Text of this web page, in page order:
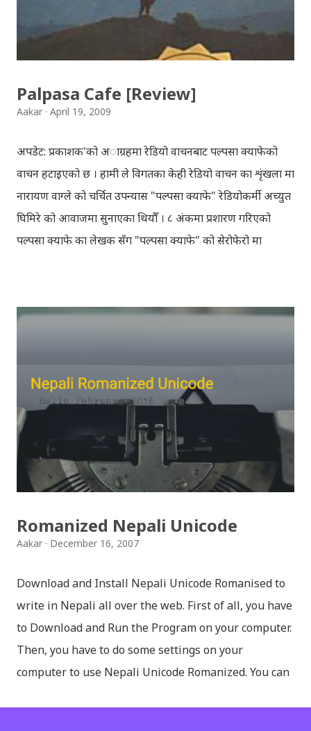
हटाउनुपर्ने भए जानकारी गराउनुहोला । फेरी एकपटक शुभ दिपावलीको
हार्दिक मंगलमय शुभकामना व्यक्त गर्दछौँ ।
Palpasa Cafe [Review]
Aakar April 19, 2009
अपडेट: प्रकाशक'को अाग्रहमा रेडियो वाचनबाट पल्पसा क्याफेको
वाचन हटाइएको छ । हामी ले विगतका केही रेडियो वाचन का शृंखला मा
नारायण वाग्ले को चर्चित उपन्यास "पल्पसा क्याफे" रेडियोकर्मी अच्युत
घिमिरे को आवाजमा सुनाएका थियौँ । ८ अंकमा प्रशारण गरिएको
पल्पसा क्याफे का लेखक सँग "पल्पसा क्याफे" को सेरोफेरो मा
भेटिएको खण्डमा हामी अवश्य पनि राख्ने नै छौँ । हामीले भनिरहनुपर्दैन,
उपलब्ध गराइदिनुहुने अच्युत घिमिरेलाई धेरै धेरै धन्यवाद । पल्पसा
क्याफे त सुनिसकियो, तर यहाँहरु ले पल्पसा क्याफेलाई कसरी
मुल्यांङ्कन गर्नुभयो थाहा छैन । खैर कुरो जेसुकै होस्, आज यहाँ म केही
साथिहरुको ब्लगमा प्रकाशित "पल्पसा क्याफे" बारे गरिएको
टिप्पणीहरु सहित उपस्थित भएको छु । साथिहरुको ब्लगमा प्रकाशित
भइसकेका कुराहरुलाई एकै ठाउँमा समेट्न...
Romanized Nepali Unicode
Aakar December 16, 2007
Download and Install Nepali Unicode Romanised to
write in Nepali all over the web. First of all, you have
to Download and Run the Program on your computer.
Then, you have to do some settings on your
computer to use Nepali Unicode Romanized. You can